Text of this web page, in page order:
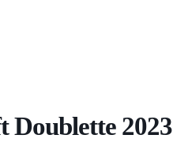
Doublette 2023